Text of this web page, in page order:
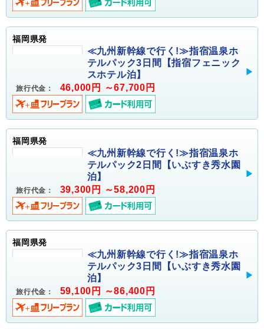
福岡県発
≪九州新幹線で行く!≫指宿温泉ホ
テルパック3日間【指宿フェニック
スホテル泊】
旅行代金： 46,000円 ～67,700円
福岡県発
≪九州新幹線で行く!≫指宿温泉ホ
テルパック2日間【いぶすき秀水園
泊】
旅行代金： 39,300円 ～58,200円
福岡県発
≪九州新幹線で行く!≫指宿温泉ホ
テルパック3日間【いぶすき秀水園
泊】
旅行代金： 59,100円 ～86,400円